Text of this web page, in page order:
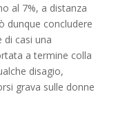
al 7%, a distanza
dunque concludere
di casi una
a termine colla
disagio,
grava sulle donne